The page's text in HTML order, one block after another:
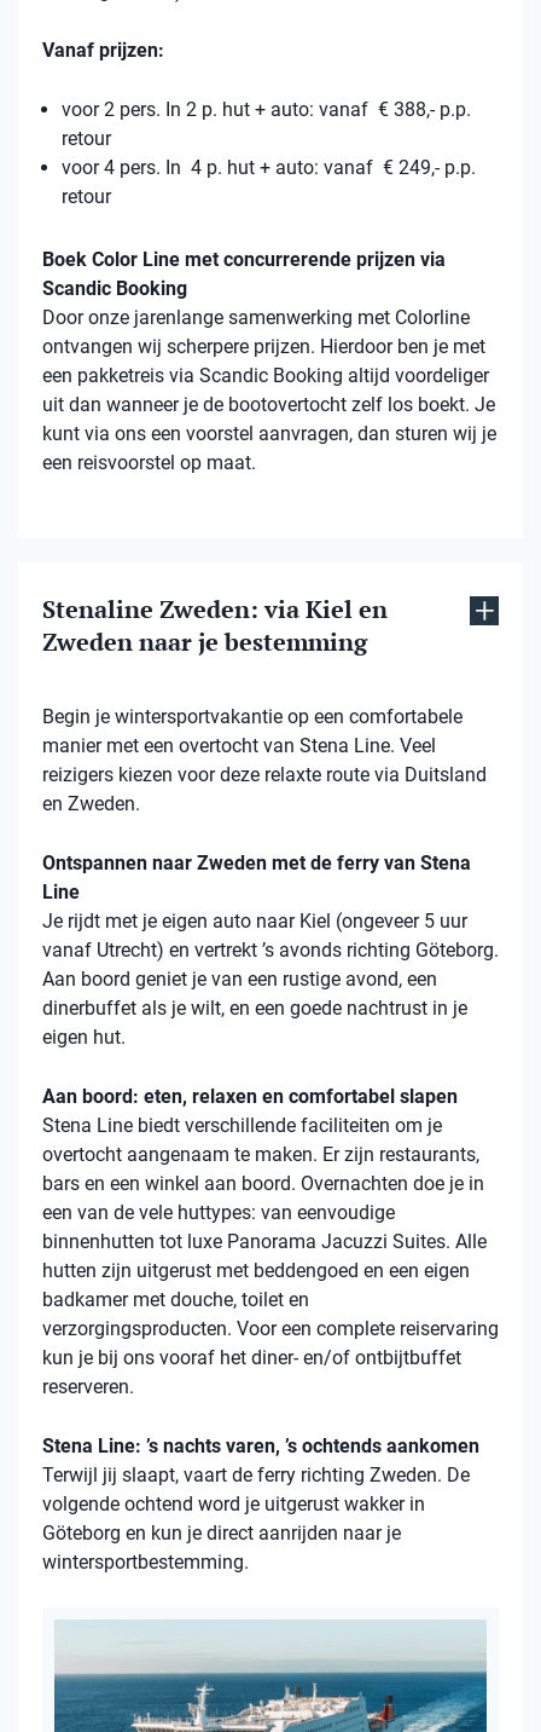
Vanaf prijzen:
voor 2 pers. In 2 p. hut + auto: vanaf € 388,- p.p.
retour
voor 4 pers. In 4 p. hut + auto: vanaf € 249,- p.p.
retour
Boek Color Line met concurrerende prijzen via
Scandic Booking
Door onze jarenlange samenwerking met Colorline
ontvangen wij scherpere prijzen. Hierdoor ben je met
een pakketreis via Scandic Booking altijd voordeliger
uit dan wanneer je de bootovertocht zelf los boekt. Je
kunt via ons een voorstel aanvragen, dan sturen wij je
een reisvoorstel op maat.
Stenaline Zweden: via Kiel en
Zweden naar je bestemming
Begin je wintersportvakantie op een comfortabele
manier met een overtocht van Stena Line. Veel
reizigers kiezen voor deze relaxte route via Duitsland
en Zweden.
Ontspannen naar Zweden met de ferry van Stena
Line
Je rijdt met je eigen auto naar Kiel (ongeveer 5 uur
vanaf Utrecht) en vertrekt ’s avonds richting Göteborg.
Aan boord geniet je van een rustige avond, een
dinerbuffet als je wilt, en een goede nachtrust in je
eigen hut.
Aan boord: eten, relaxen en comfortabel slapen
Stena Line biedt verschillende faciliteiten om je
overtocht aangenaam te maken. Er zijn restaurants,
bars en een winkel aan boord. Overnachten doe je in
een van de vele huttypes: van eenvoudige
binnenhutten tot luxe Panorama Jacuzzi Suites. Alle
hutten zijn uitgerust met beddengoed en een eigen
badkamer met douche, toilet en
verzorgingsproducten. Voor een complete reiservaring
kun je bij ons vooraf het diner- en/of ontbijtbuffet
reserveren.
Stena Line: ’s nachts varen, ’s ochtends aankomen
Terwijl jij slaapt, vaart de ferry richting Zweden. De
volgende ochtend word je uitgerust wakker in
Göteborg en kun je direct aanrijden naar je
wintersportbestemming.